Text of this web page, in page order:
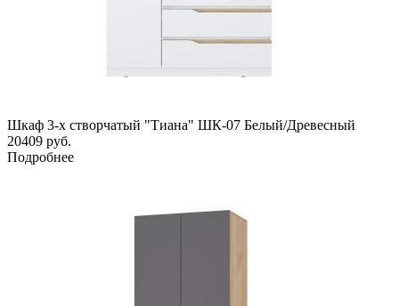
Шкаф 3-х створчатый "Тиана" ШК-07 Белый/Древесный
20409 руб.
Подробнее